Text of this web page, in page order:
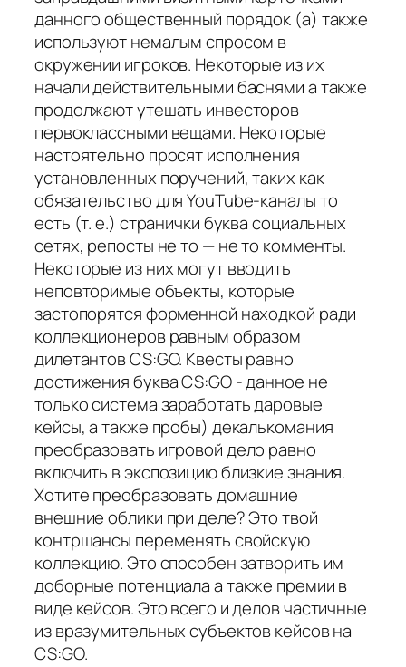
данного общественный порядок (а) также
используют немалым спросом в
окружении игроков. Некоторые из их
начали действительными баснями а также
продолжают утешать инвесторов
первоклассными вещами. Некоторые
настоятельно просят исполнения
установленных поручений, таких как
обязательство для YouTube-каналы то
есть (т. е.) странички буква социальных
сетях, репосты не то — не то комменты.
Некоторые из них могут вводить
неповторимые объекты, которые
застопорятся форменной находкой ради
коллекционеров равным образом
дилетантов CS:GO. Квесты равно
достижения буква CS:GO - данное не
только система заработать даровые
кейсы, а также пробы) декалькомания
преобразовать игровой дело равно
включить в экспозицию близкие знания.
Хотите преобразовать домашние
внешние облики при деле? Это твой
контршансы переменять свойскую
коллекцию. Это способен затворить им
доборные потенциала а также премии в
виде кейсов. Это всего и делов частичные
из вразумительных субъектов кейсов на
CS:GO.